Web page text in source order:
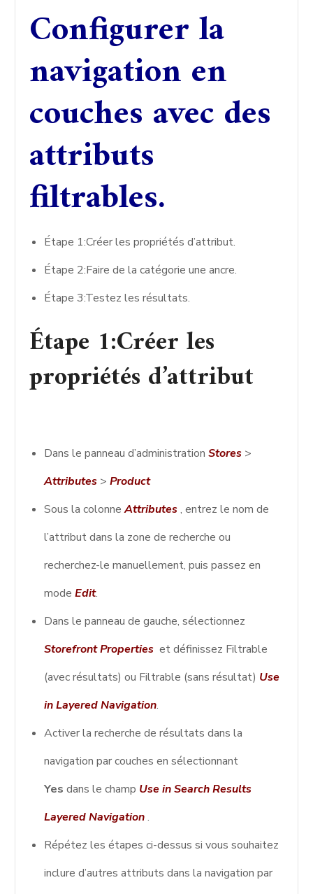
Configurer la
navigation en
couches avec des
attributs
filtrables.
Étape 1:Créer les propriétés d’attribut.
Étape 2:Faire de la catégorie une ancre.
Étape 3:Testez les résultats.
Étape 1:Créer les
propriétés d’attribut
Dans le panneau d’administrationStores >
Attributes >Product
Sous la colonneAttributes, entrez le nom de
l’attribut dans la zone de recherche ou
recherchez-le manuellement, puis passez en
modeEdit.
Dans le panneau de gauche, sélectionnez
Storefront Properties et définissez Filtrable
(avec résultats) ou Filtrable (sans résultat) Use
in Layered Navigation.
Activer la recherche de résultats dans la
navigation par couches en sélectionnant
Yes dans le champ Use in Search Results
Layered Navigation.
Répétez les étapes ci-dessus si vous souhaitez
inclure d’autres attributs dans la navigation par